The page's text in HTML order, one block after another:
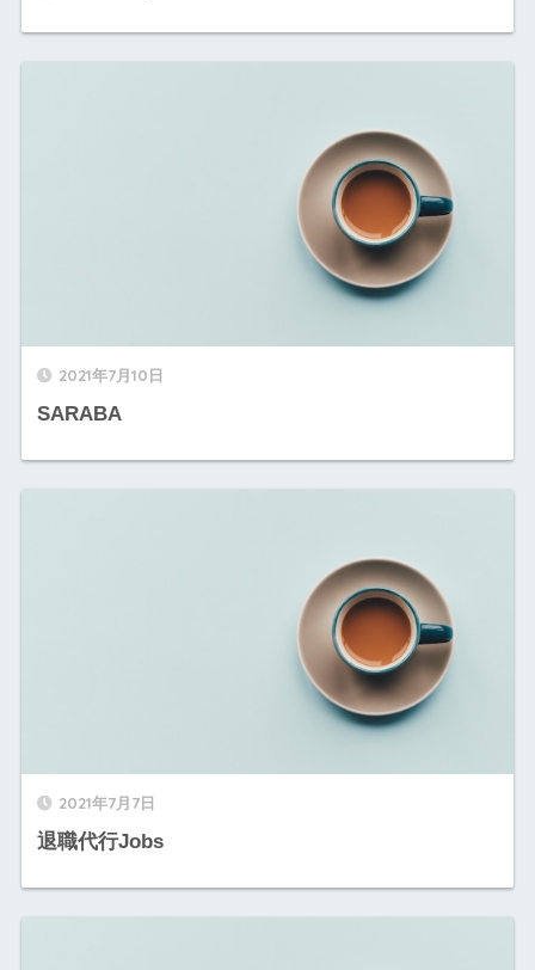
2021年7月10日
SARABA
2021年7月7日
退職代行Jobs